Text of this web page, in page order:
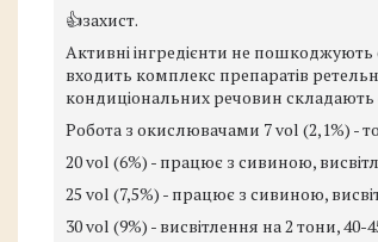
👍захист.
Активні інгредієнти не
входить комплекс препаратів
кондиціональних речовин складають
Робота з окислювачами 7 vol (2,1%) -
20 vol (6%) - працює з сивиною,
25 vol (7,5%) - працює з сивиною,
30 vol (9%) - висвітлення на 2 тони, 40-